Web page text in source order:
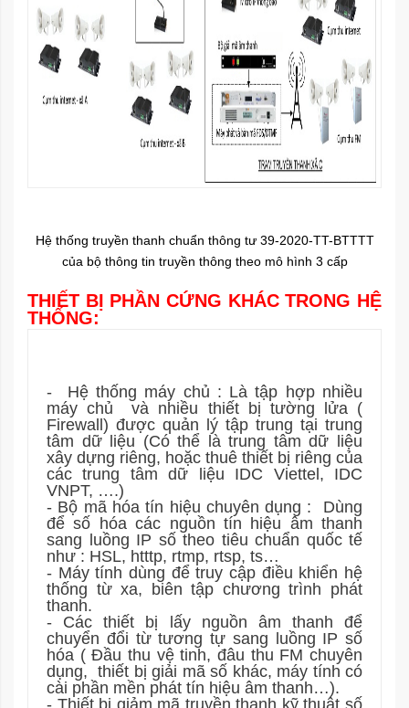
Hệ thống truyền thanh chuẩn thông tư 39-2020-TT-BTTTT
của bộ thông tin truyền thông theo mô hình 3 cấp
THIẾT BỊ PHẦN CỨNG KHÁC TRONG HỆ
THỐNG:
-
Hệ thống máy chủ : Là tập hợp nhiều
máy chủ
và nhiều thiết bị tường lửa (
Firewall) được quản lý tập trung tại trung
tâm dữ liệu (Có thể là trung tâm dữ liệu
xây dựng riêng, hoặc thuê thiết bị riêng của
các trung tâm dữ liệu IDC Viettel, IDC
VNPT, ….)
- Bộ mã hóa tín hiệu chuyên dụng :
Dùng
để số hóa các nguồn tín hiệu âm thanh
sang luồng IP số theo tiêu chuẩn quốc tế
như : HSL, htttp, rtmp, rtsp, ts…
- Máy tính dùng để truy cập điều khiển hệ
thống từ xa, biên tập chương trình phát
thanh.
- Các thiết bị lấy nguồn âm thanh để
chuyển đổi từ tương tự sang luồng IP số
hóa ( Đầu thu vệ tinh, đâu thu FM chuyên
dụng, thiết bị giải mã số khác, máy tính có
cài phần mền phát tín hiệu âm thanh…).
- Thiết bị giảm mã truyền thanh kỹ thuật số